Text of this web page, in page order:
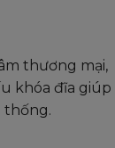
thương mại,
khóa đĩa giúp
thống.